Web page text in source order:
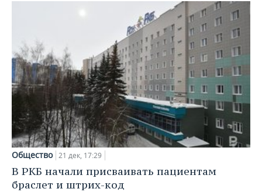
Общество 21 дек, 17:29
В РКБ начали присваивать пациентам
браслет и штрих-код